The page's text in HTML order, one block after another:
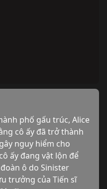
phố gấu trúc, Alice
cô ấy đã trở thành
nguy hiểm cho
ấy đang vật lộn để
ô do Sinister
trưởng của Tiến sĩ